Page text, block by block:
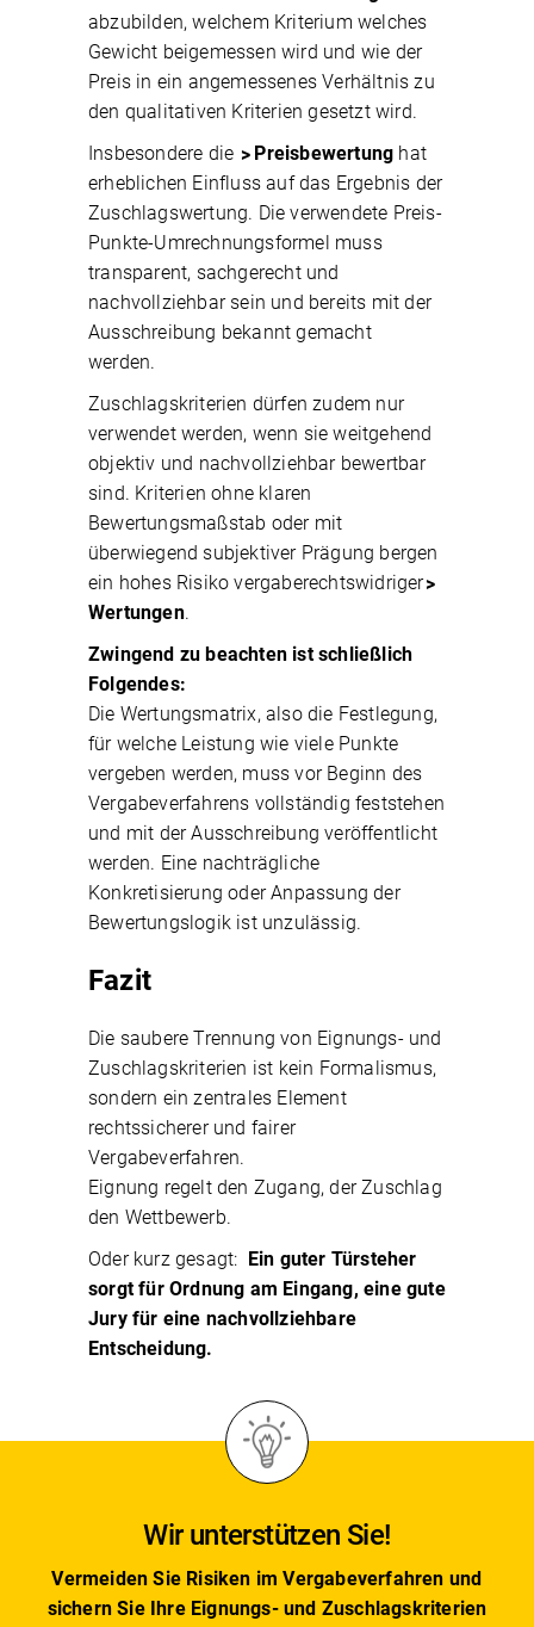
abzubilden, welchem Kriterium welches
Gewicht beigemessen wird und wie der
Preis in ein angemessenes Verhältnis zu
den qualitativen Kriterien gesetzt wird.
Insbesondere die
Preisbewertung hat
erheblichen Einfluss auf das Ergebnis der
Zuschlagswertung. Die verwendete Preis-
Punkte-Umrechnungsformel muss
transparent, sachgerecht und
nachvollziehbar sein und bereits mit der
Ausschreibung bekannt gemacht
werden.
Zuschlagskriterien dürfen zudem nur
verwendet werden, wenn sie weitgehend
objektiv und nachvollziehbar bewertbar
sind. Kriterien ohne klaren
Bewertungsmaßstab oder mit
überwiegend subjektiver Prägung bergen
ein hohes Risiko vergaberechtswidriger
Wertungen.
Zwingend zu beachten ist schließlich
Folgendes:
Die Wertungsmatrix, also die Festlegung,
für welche Leistung wie viele Punkte
vergeben werden, muss vor Beginn des
Vergabeverfahrens vollständig feststehen
und mit der Ausschreibung veröffentlicht
werden. Eine nachträgliche
Konkretisierung oder Anpassung der
Bewertungslogik ist unzulässig.
Fazit
Die saubere Trennung von Eignungs- und
Zuschlagskriterien ist kein Formalismus,
sondern ein zentrales Element
rechtssicherer und fairer
Vergabeverfahren.
Eignung regelt den Zugang, der Zuschlag
den Wettbewerb.
Oder kurz gesagt:
Ein guter Türsteher
sorgt für Ordnung am Eingang, eine gute
Jury für eine nachvollziehbare
Entscheidung.
Wir unterstützen Sie!
Vermeiden Sie Risiken im Vergabeverfahren und
sichern Sie Ihre Eignungs- und Zuschlagskriterien